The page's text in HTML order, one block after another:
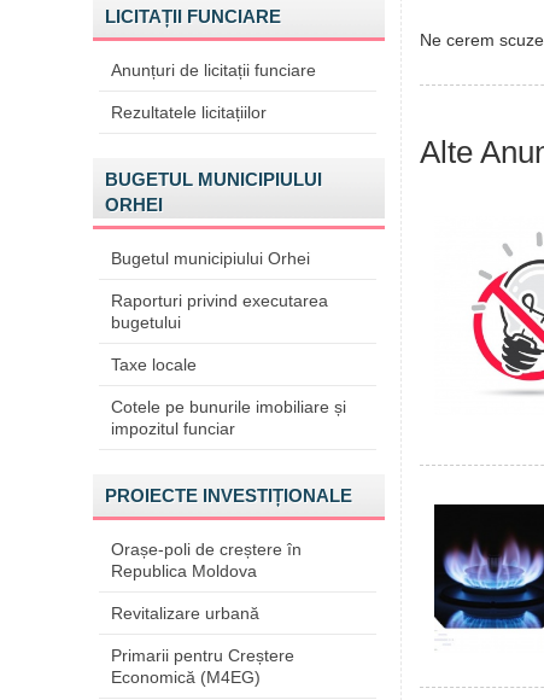
LICITAȚII FUNCIARE
Anunțuri de licitații funciare
Rezultatele licitațiilor
BUGETUL MUNICIPIULUI
ORHEI
Bugetul municipiului Orhei
Raporturi privind executarea
bugetului
Taxe locale
Cotele pe bunurile imobiliare și
impozitul funciar
PROIECTE INVESTIȚIONALE
Orașe-poli de creștere în
Republica Moldova
Revitalizare urbană
Primarii pentru Creștere
Economică (M4EG)
Ne cerem
Alte